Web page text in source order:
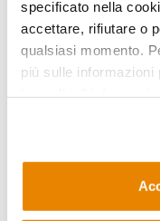
specificato nella
accettare, rifiutare o
qualsiasi momento.
più sulle informazioni
des
dans le
fonde sur
01.07.2011
Dominique